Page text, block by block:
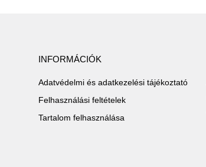
INFORMÁCIÓK
Adatvédelmi és adatkezelési tájékoztató
Felhasználási feltételek
Tartalom felhasználása